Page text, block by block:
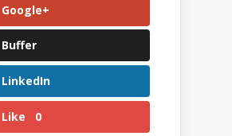
Google+
Buffer
LinkedIn
Like 0